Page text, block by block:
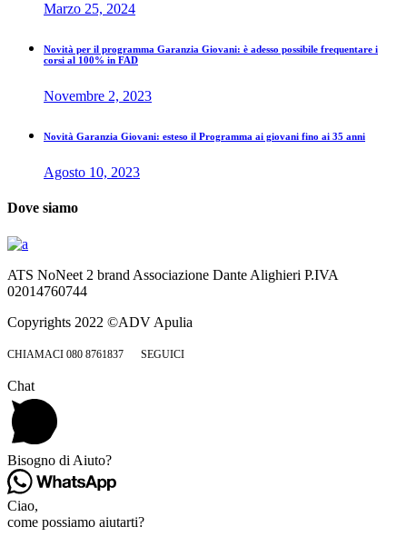
Marzo 25, 2024
Novità per il programma Garanzia Giovani: è adesso possibile frequentare i
corsi al 100% in FAD
Novembre 2, 2023
Novità Garanzia Giovani: esteso il Programma ai giovani fino ai 35 anni
Agosto 10, 2023
Dove siamo
ATS NoNeet 2 brand Associazione Dante Alighieri P.IVA
02014760744
Copyrights 2022 ©ADV Apulia
CHIAMACI 080 8761837 SEGUICI
Chat
Bisogno di Aiuto?
Ciao,
come possiamo aiutarti?